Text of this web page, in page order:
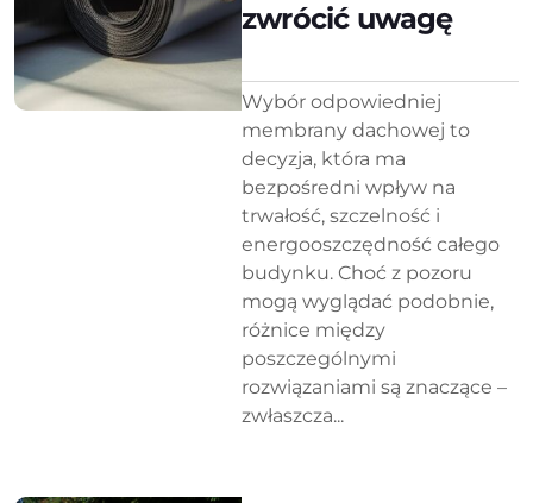
zwrócić uwagę
Wybór odpowiedniej
membrany dachowej to
decyzja, która ma
bezpośredni wpływ na
trwałość, szczelność i
energooszczędność całego
budynku. Choć z pozoru
mogą wyglądać podobnie,
różnice między
poszczególnymi
rozwiązaniami są znaczące –
zwłaszcza...